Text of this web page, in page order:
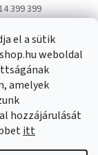
el a sütik
weboldal
amelyek
hozzájárulását
itt
399 399